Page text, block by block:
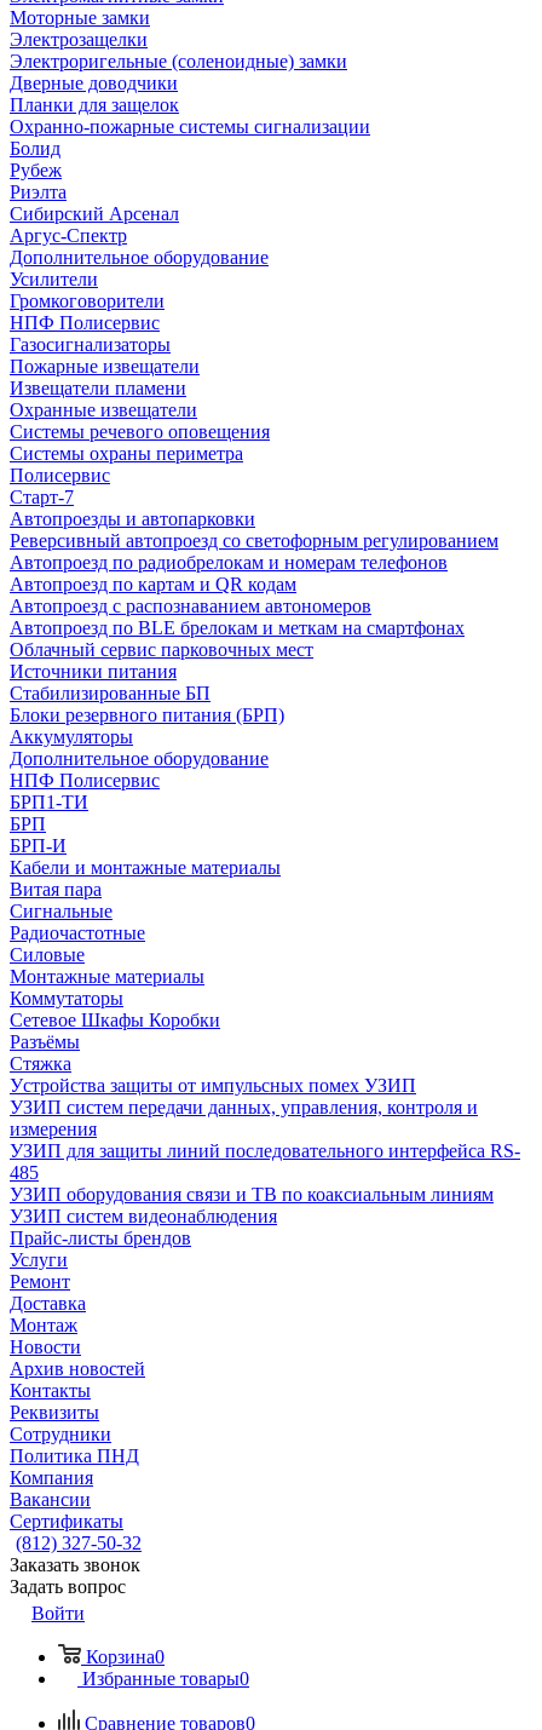
Моторные замки
Электрозащелки
Электроригельные (cоленоидные) замки
Дверные доводчики
Планки для защелок
Охранно-пожарные системы сигнализации
Болид
Рубеж
Риэлта
Сибирский Арсенал
Аргус-Спектр
Дополнительное оборудование
Усилители
Громкоговорители
НПФ Полисервис
Газосигнализаторы
Пожарные извещатели
Извещатели пламени
Охранные извещатели
Системы речевого оповещения
Системы охраны периметра
Полисервис
Старт-7
Автопроезды и автопарковки
Реверсивный автопроезд со светофорным регулированием
Автопроезд по радиобрелокам и номерам телефонов
Автопроезд по картам и QR кодам
Автопроезд с распознаванием автономеров
Автопроезд по BLE брелокам и меткам на смартфонах
Облачный сервис парковочных мест
Источники питания
Стабилизированные БП
Блоки резервного питания (БРП)
Аккумуляторы
Дополнительное оборудование
НПФ Полисервис
БРП1-ТИ
БРП
БРП-И
Кабели и монтажные материалы
Витая пара
Сигнальные
Радиочастотные
Силовые
Монтажные материалы
Коммутаторы
Сетевое Шкафы Коробки
Разъёмы
Стяжка
Уcтройства защиты от импульсных помех УЗИП
УЗИП систем передачи данных, управления, контроля и
измерения
УЗИП для защиты линий последовательного интерфейса RS-
485
УЗИП оборудования связи и ТВ по коаксиальным линиям
УЗИП систем видеонаблюдения
Прайс-листы брендов
Услуги
Ремонт
Доставка
Монтаж
Новости
Архив новостей
Контакты
Реквизиты
Сотрудники
Политика ПНД
Компания
Вакансии
Сертификаты
(812) 327-50-32
Заказать звонок
Задать вопрос
Войти
Корзина0
Избранные товары0
Сравнение товаров0